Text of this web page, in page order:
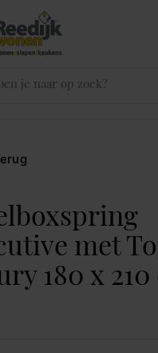
met
180 x 210